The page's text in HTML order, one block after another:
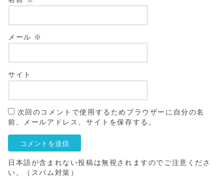
メール ※
サイト
次回のコメントで使用するためブラウザーに自分の名
前、メールアドレス、サイトを保存する。
日本語が含まれない投稿は無視されますのでご注意くださ
い。（スパム対策）